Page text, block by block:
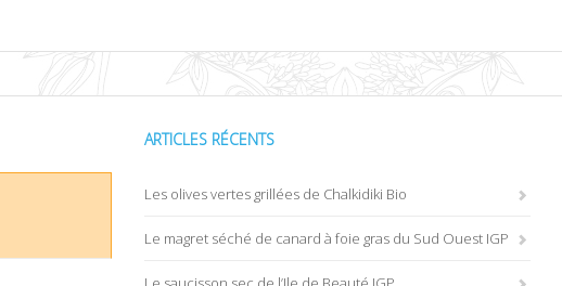
ARTICLES RÉCENTS
Les olives vertes grillées de Chalkidiki Bio
Le magret séché de canard à foie gras du Sud Ouest IGP